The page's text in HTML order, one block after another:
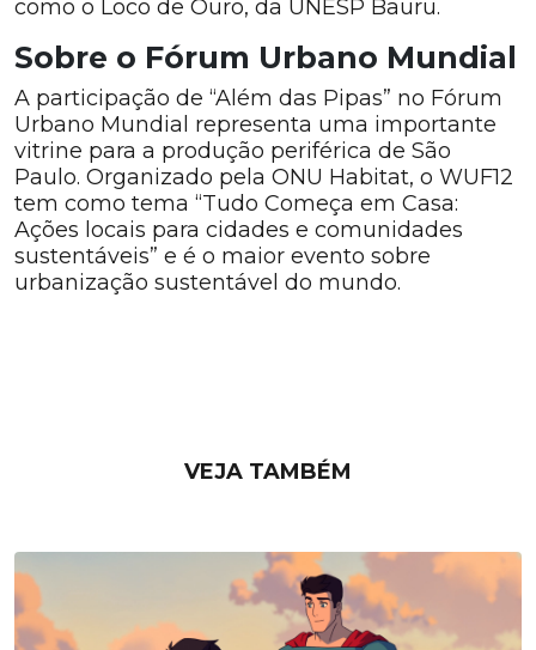
como o Loco de Ouro, da UNESP Bauru.
Sobre o Fórum Urbano Mundial
A participação de “Além das Pipas” no Fórum
Urbano Mundial representa uma importante
vitrine para a produção periférica de São
Paulo. Organizado pela ONU Habitat, o WUF12
tem como tema “Tudo Começa em Casa:
Ações locais para cidades e comunidades
sustentáveis” e é o maior evento sobre
urbanização sustentável do mundo.
VEJA TAMBÉM